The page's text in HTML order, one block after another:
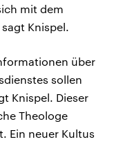
mit dem
Knispel.
über
sollen
Knispel. Dieser
Theologe
Ein neuer Kultus